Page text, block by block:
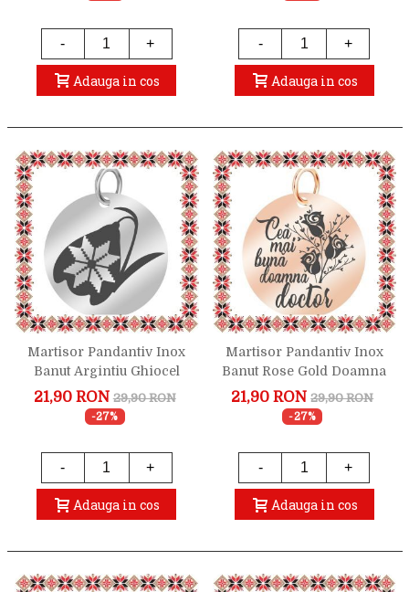
- +
Adauga in cos
- +
Adauga in cos
Martisor Pandantiv Inox
Banut Argintiu Ghiocel
Motive Traditionale
21,90 RON 29,90 RON
-27%
- +
Adauga in cos
Martisor Pandantiv Inox
Banut Rose Gold Doamna
Doctor
21,90 RON 29,90 RON
-27%
- +
Adauga in cos